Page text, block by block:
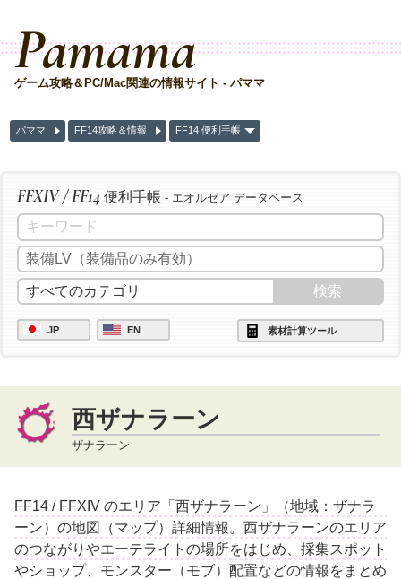
Pamama
ゲーム攻略＆PC/Mac関連の情報サイト - パママ
パママ FF14攻略＆情報 FF14 便利手帳
FFXIV / FF14 便利手帳 - エオルゼア データベース
JP EN 素材計算ツール
西ザナラーン
ザナラーン
FF14 / FFXIV のエリア「西ザナラーン」（地域：ザナラ
ーン）の地図（マップ）詳細情報。西ザナラーンのエリア
のつながりやエーテライトの場所をはじめ、採集スポット
やショップ、モンスター（モブ）配置などの情報をまとめ